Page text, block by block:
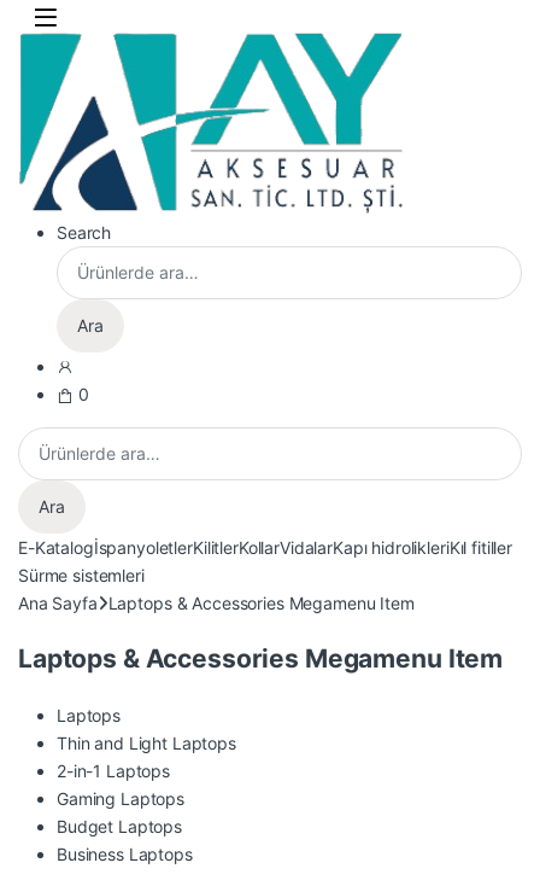
Skip to navigation
Skip to content
Search
Ara:
Ara
0
Ara:
Ara
E-KatalogİspanyoletlerKilitlerKollarVidalarKapı hidrolikleriKıl fitiller
Sürme sistemleri
Ana Sayfa
Laptops & Accessories Megamenu Item
Laptops & Accessories Megamenu Item
Laptops
Thin and Light Laptops
2-in-1 Laptops
Gaming Laptops
Budget Laptops
Business Laptops